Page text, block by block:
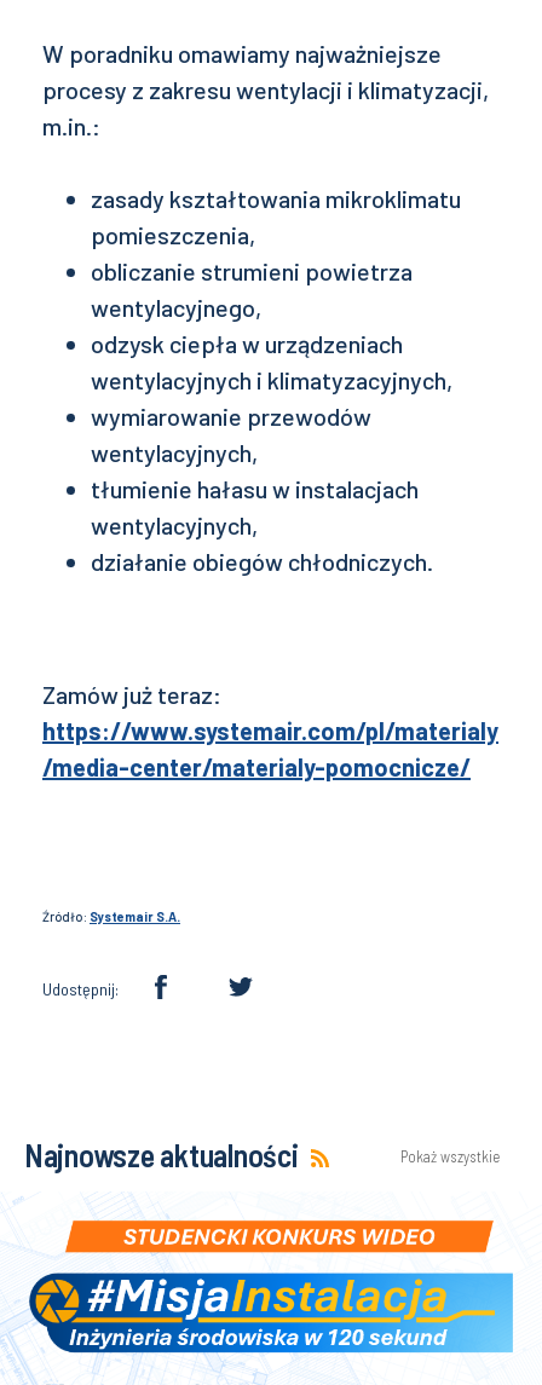
W poradniku omawiamy najważniejsze
procesy z zakresu wentylacji i klimatyzacji,
m.in.:
zasady kształtowania mikroklimatu
pomieszczenia,
obliczanie strumieni powietrza
wentylacyjnego,
odzysk ciepła w urządzeniach
wentylacyjnych i klimatyzacyjnych,
wymiarowanie przewodów
wentylacyjnych,
tłumienie hałasu w instalacjach
wentylacyjnych,
działanie obiegów chłodniczych.
Zamów już teraz:
https://www.systemair.com/pl/materialy
/media-center/materialy-pomocnicze/
Źródło: Systemair S.A.
Udostępnij:
Najnowsze aktualności Pokaż wszystkie